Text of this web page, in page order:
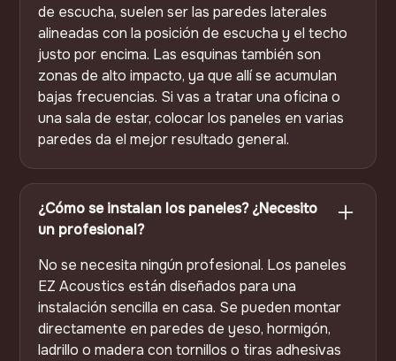
de escucha, suelen ser las paredes laterales
alineadas con la posición de escucha y el techo
justo por encima. Las esquinas también son
zonas de alto impacto, ya que allí se acumulan
bajas frecuencias. Si vas a tratar una oficina o
una sala de estar, colocar los paneles en varias
paredes da el mejor resultado general.
¿Cómo se instalan los paneles? ¿Necesito
un profesional?
No se necesita ningún profesional. Los paneles
EZ Acoustics están diseñados para una
instalación sencilla en casa. Se pueden montar
directamente en paredes de yeso, hormigón,
ladrillo o madera con tornillos o tiras adhesivas